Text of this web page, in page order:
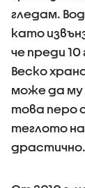
гледам.
като
че преди
Веско
може да му
това перо
теглото
драстично.